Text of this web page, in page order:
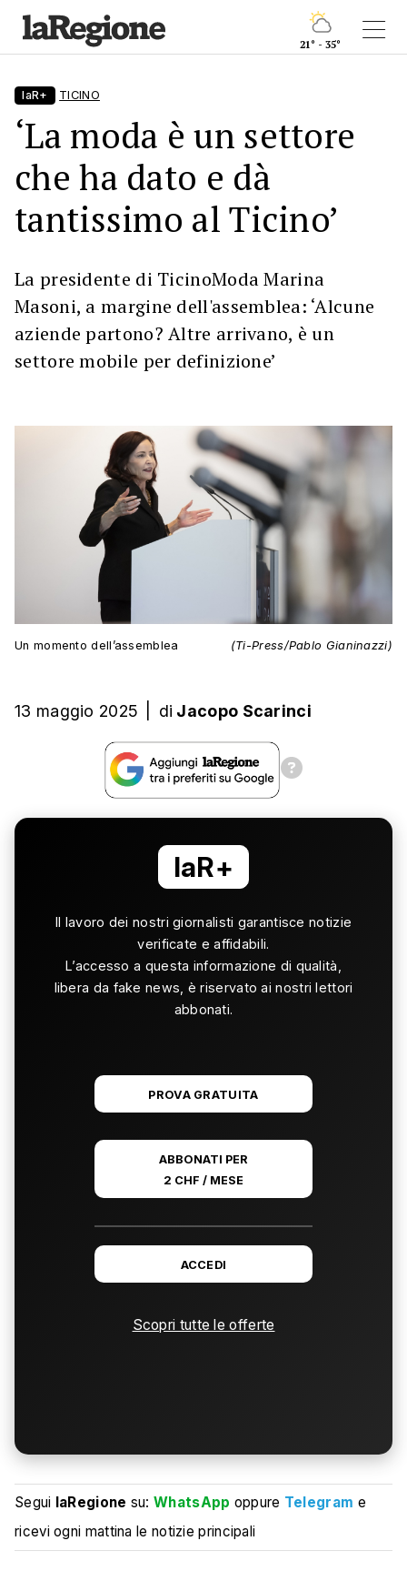
21° - 35°
laR+ TICINO
‘La moda è un settore
che ha dato e dà
tantissimo al Ticino’
La presidente di TicinoModa Marina
Masoni, a margine dell'assemblea: ‘Alcune
aziende partono? Altre arrivano, è un
settore mobile per definizione’
Un momento dell’assemblea (Ti-Press/Pablo Gianinazzi)
13 maggio 2025 di Jacopo Scarinci
laR+
Il lavoro dei nostri giornalisti garantisce notizie
verificate e affidabili.
L’accesso a questa informazione di qualità,
libera da fake news, è riservato ai nostri lettori
abbonati.
PROVA GRATUITA
ABBONATI PER
2 CHF / MESE
ACCEDI
Scopri tutte le offerte
Segui laRegione su:WhatsApp oppure Telegram e
ricevi ogni mattina le notizie principali